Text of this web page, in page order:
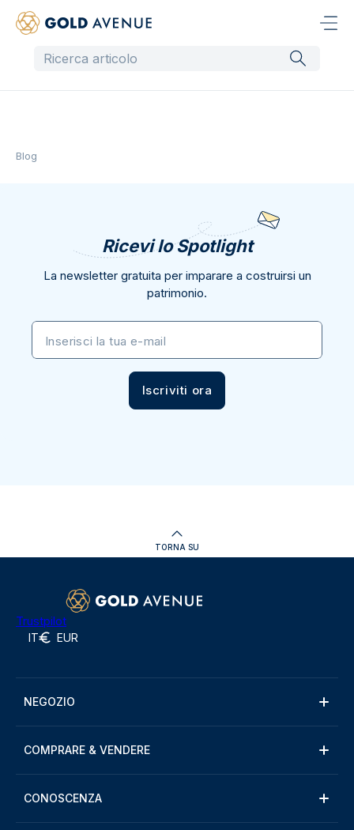
Blog
Ricevi lo Spotlight
La newsletter gratuita per imparare a costruirsi un
patrimonio.
Inserisci la tua e-mail
Iscriviti ora
TORNA SU
Trustpilot
IT EUR
NEGOZIO
COMPRARE & VENDERE
CONOSCENZA